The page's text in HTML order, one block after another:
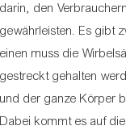
darin, den
gewährleisten. Es gibt
einen muss die
gestreckt gehalten
und der ganze Körper
Dabei kommt es auf